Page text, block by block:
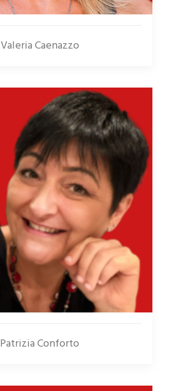
Valeria Caenazzo
Patrizia Conforto